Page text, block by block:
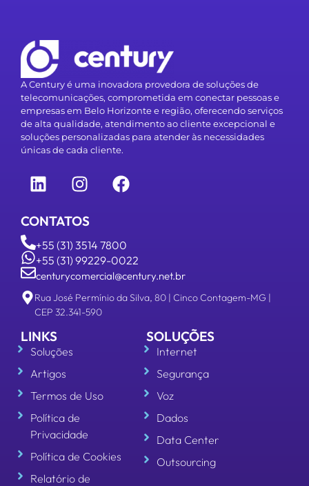
soluções personalizadas para atender às necessidades
únicas de cada cliente.
CONTATOS
+55 (31) 3514 7800
+55 (31) 99229-0022
centurycomercial@century.net.br
CEP 32.341-590
LINKS
Soluções
Termos de Uso
Política de
Privacidade
Política de Cookies
Relatório de
Dados
Data Center
Outsourcing
FALE CONOSCO